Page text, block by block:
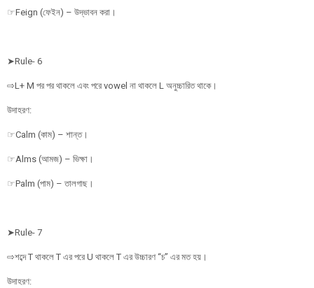
☞Feign (ফেইন) – উদ্ভাবন করা।
➤Rule- 6
⇨L+ M পর পর থাকলে এবং পরে vowel না থাকলে L অনুচ্চারিত থাকে।
উদাহরণ:
☞Calm (কাম) – শান্ত।
☞Alms (আমজ) – ভিক্ষা।
☞Palm (পাম) – তালগাছ।
➤Rule- 7
⇨শব্দে T থাকলে T এর পরে U থাকলে T এর উচ্চারণ “চ” এর মত হয়।
উদাহরণ: